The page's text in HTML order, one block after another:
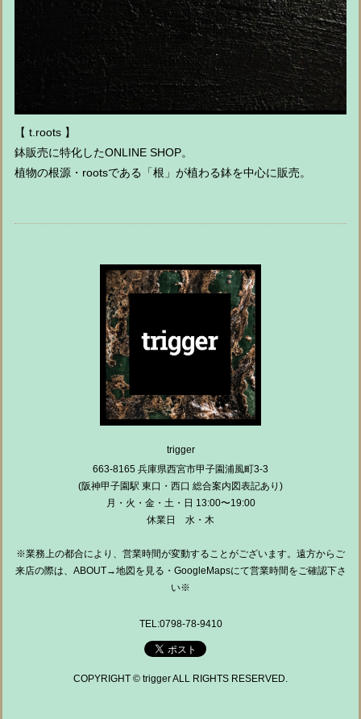
【 t.roots 】
鉢販売に特化したONLINE SHOP。
植物の根源・rootsである「根」が植わる鉢を中心に販売。
trigger
663-8165 兵庫県西宮市甲子園浦風町3-3
(阪神甲子園駅 東口・西口 総合案内図表記あり)
月・火・金・土・日 13:00〜19:00
休業日 水・木
※業務上の都合により、営業時間が変動することがございます。遠方からご
来店の際は、ABOUT→地図を見る・GoogleMapsにて営業時間をご確認下さ
い※
TEL:0798-78-9410
COPYRIGHT © trigger ALL RIGHTS RESERVED.